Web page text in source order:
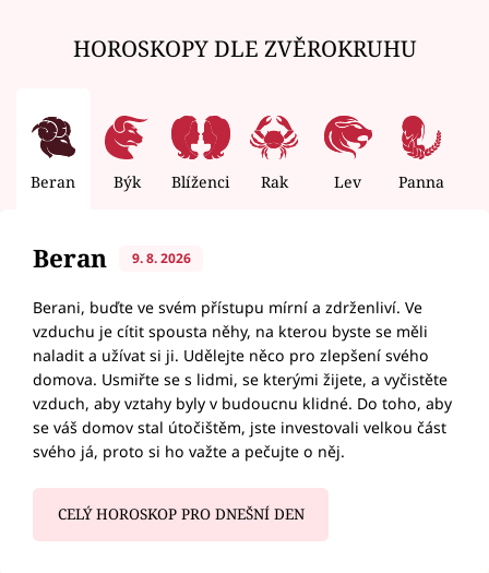
HOROSKOPY DLE ZVĚROKRUHU
Beran Býk Blíženci Rak Lev Panna
Beran 9. 8. 2026
Berani, buďte ve svém přístupu mírní a zdrženliví. Ve
vzduchu je cítit spousta něhy, na kterou byste se měli
naladit a užívat si ji. Udělejte něco pro zlepšení svého
domova. Usmiřte se s lidmi, se kterými žijete, a vyčistěte
vzduch, aby vztahy byly v budoucnu klidné. Do toho, aby
se váš domov stal útočištěm, jste investovali velkou část
svého já, proto si ho važte a pečujte o něj.
CELÝ HOROSKOP PRO DNEŠNÍ DEN